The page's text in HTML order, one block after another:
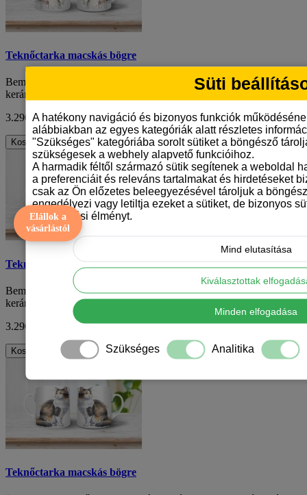
Teknőctarka macskás bögre
Bemutatjuk a teknőctarka macskás bögrénket - egy vonzó, fehér
kerámia bögrét egyedi teknőctarka macs..
3.290 FtÁFA nélkül: 2.591 Ft
Kosárba
Teknőctarka macskás bögre
Bemutatjuk a teknőctarka macskás bögrénket - egy vonzó, fehér
kerámia bögrét egyedi teknőctarka macs..
3.290 Ft
ÁFA nélkül: 2.591 Ft
Kosárba
Teknőctarka macskás bögre
Elállok a
vásárlástól
Süti
A hatékony navigáció és bizonyos funkciók
alábbiakban az egyes kategóriák alatt részletes
"Szükséges" kategóriába sorolt sütiket a böngésző
szükségesek a webhely alapvető funkcióihoz.
A harmadik féltől származó sütik segítenek a weboldal
a preferenciáit és releváns tartalmakat és hirdetéseket
csak az Ön előzetes beleegyezésével tároljuk a
engedélyezi vagy letiltja ezeket a sütiket, de bizonyos
böngészési élményt.
Mind elutasítása
Kiválasztottak
Minden elfogadása
Szükséges Analitika